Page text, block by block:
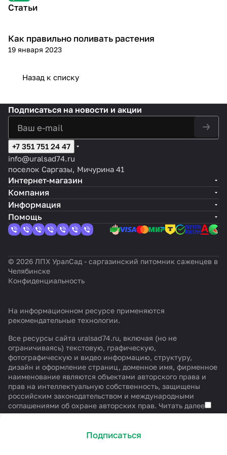
Статьи
Посадка и уход
Как правильно поливать растения
19 января 2023
Назад к списку
Подписаться
Подписаться на новости и акции
+7 351 751 24 47
info@uralsad74.ru
поселок Саргазы, Мичурина 41
Интернет-магазин
Компания
Информация
Помощь
© 2026 ЛПХ УралСад - саргазинский питомник саженцев в
Челябинске
Конфиденциальность
На информационном ресурсе применяются
рекомендательные технологии.
Все ресурсы сайта uralsad74.ru, включая (но не
ограничиваясь) текстовую, графическую,
фотографическую и видео информацию, структуру,
дизайн и оформление страниц, доменное имя, фирменное
наименование являются объектами авторского права и
прав на интеллектуальную собственность, защищены
российским законодательством и международными
соглашениями об охране авторских прав. Читать далее